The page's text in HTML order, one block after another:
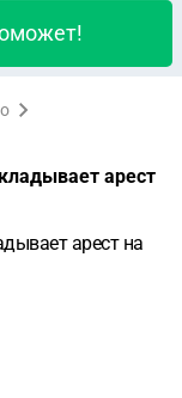
арест
арест на